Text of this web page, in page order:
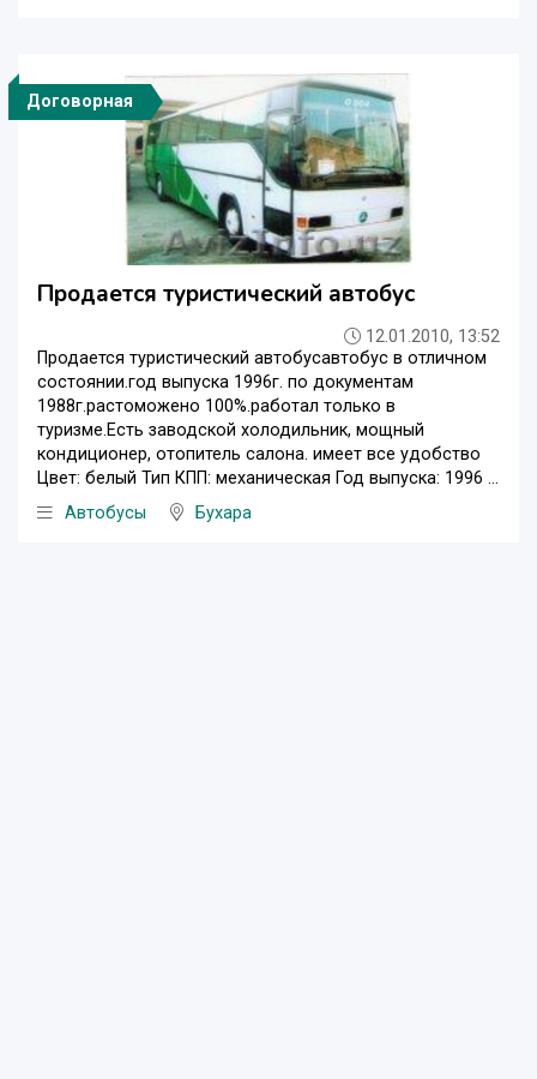
Договорная
Продается туристический автобус
12.01.2010, 13:52
Продается туристический автобусавтобус в отличном
состоянии.год выпуска 1996г. по документам
1988г.растоможено 100%.работал только в
туризме.Есть заводской холодильник, мощный
кондиционер, отопитель салона. имеет все удобство
Цвет: белый Тип КПП: механическая Год выпуска: 1996 ...
Автобусы
Бухара